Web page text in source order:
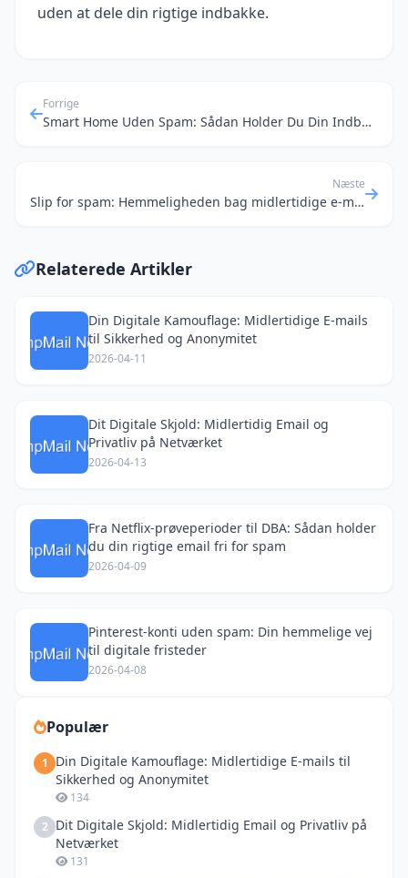
uden at dele din rigtige indbakke.
Forrige
Smart Home Uden Spam: Sådan Holder Du Din Indbakke Ren Med Engangs-E-mails
Næste
Slip for spam: Hemmeligheden bag midlertidige e-mails til spil og links
Relaterede Artikler
Din Digitale Kamouflage: Midlertidige E-mails
til Sikkerhed og Anonymitet
2026-04-11
Dit Digitale Skjold: Midlertidig Email og
Privatliv på Netværket
2026-04-13
Fra Netflix-prøveperioder til DBA: Sådan holder
du din rigtige email fri for spam
2026-04-09
Pinterest-konti uden spam: Din hemmelige vej
til digitale fristeder
2026-04-08
Populær
1
Din Digitale Kamouflage: Midlertidige E-mails til
Sikkerhed og Anonymitet
134
2 Dit Digitale Skjold: Midlertidig Email og Privatliv på
Netværket
131